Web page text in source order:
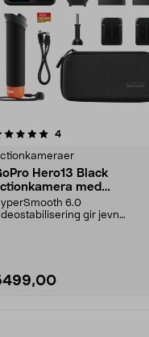
4anmeldelser
Hero13 Black
med
6.0
gir jevn
0.0 av 5 stjerner